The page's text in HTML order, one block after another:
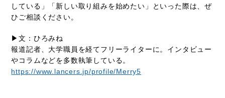
している」「新しい取り組みを始めたい」といった際は、ぜ
ひご相談ください。
▶︎文：ひろみね
報道記者、大学職員を経てフリーライターに。インタビュー
やコラムなどを多数執筆している。
https://www.lancers.jp/profile/Merry5